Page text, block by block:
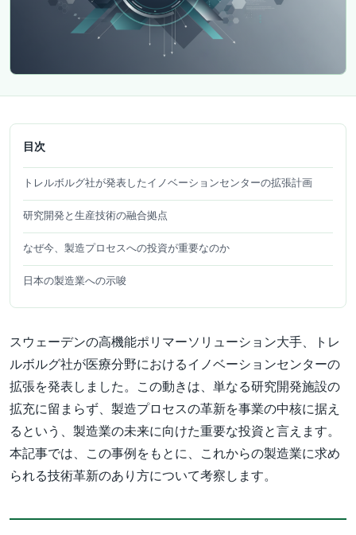
目次
トレルボルグ社が発表したイノベーションセンターの拡張計画
研究開発と生産技術の融合拠点
なぜ今、製造プロセスへの投資が重要なのか
日本の製造業への示唆
スウェーデンの高機能ポリマーソリューション大手、トレ
ルボルグ社が医療分野におけるイノベーションセンターの
拡張を発表しました。この動きは、単なる研究開発施設の
拡充に留まらず、製造プロセスの革新を事業の中核に据え
るという、製造業の未来に向けた重要な投資と言えます。
本記事では、この事例をもとに、これからの製造業に求め
られる技術革新のあり方について考察します。